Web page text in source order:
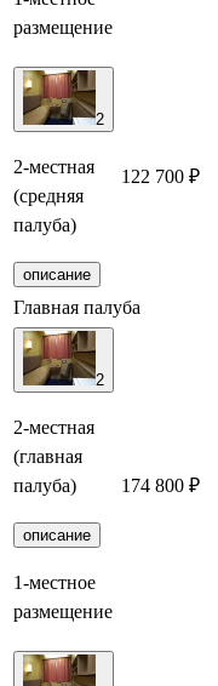
размещение
2
2-местная
(средняя
палуба)
описание
122 700 ₽
Главная палуба
2
2-местная
(главная
палуба)
описание
1-местное
размещение
174 800 ₽